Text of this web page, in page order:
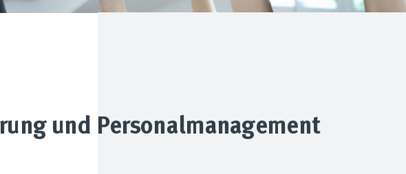
und Personalmanagement